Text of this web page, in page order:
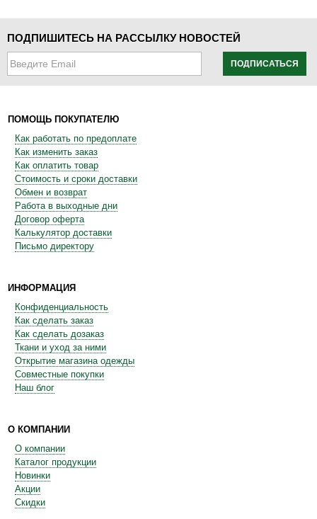
ПОДПИШИТЕСЬ НА РАССЫЛКУ НОВОСТЕЙ
ПОДПИСАТЬСЯ
ПОМОЩЬ ПОКУПАТЕЛЮ
Как работать по предоплате
Как изменить заказ
Как оплатить товар
Стоимость и сроки доставки
Обмен и возврат
Работа в выходные дни
Договор оферта
Калькулятор доставки
Письмо директору
ИНФОРМАЦИЯ
Конфиденциальность
Как сделать заказ
Как сделать дозаказ
Ткани и уход за ними
Открытие магазина одежды
Совместные покупки
Наш блог
О КОМПАНИИ
О компании
Каталог продукции
Новинки
Акции
Скидки